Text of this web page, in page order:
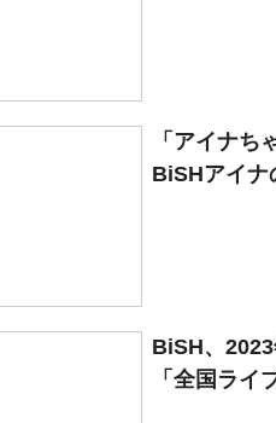
「アイナ
BiSHアイ
BiSH、
「全国ライ